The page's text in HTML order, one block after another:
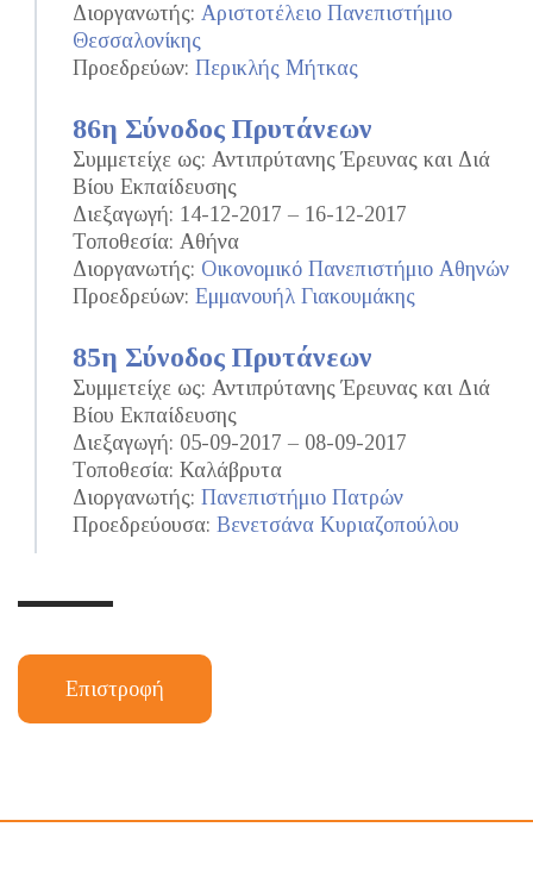
Διοργανωτής: Αριστοτέλειο Πανεπιστήμιο
Θεσσαλονίκης
Προεδρεύων: Περικλής Μήτκας
86η Σύνοδος Πρυτάνεων
Συμμετείχε ως: Αντιπρύτανης Έρευνας και Διά
Βίου Εκπαίδευσης
Διεξαγωγή: 14-12-2017 – 16-12-2017
Τοποθεσία: Αθήνα
Διοργανωτής: Οικονομικό Πανεπιστήμιο Αθηνών
Προεδρεύων: Εμμανουήλ Γιακουμάκης
85η Σύνοδος Πρυτάνεων
Συμμετείχε ως: Αντιπρύτανης Έρευνας και Διά
Βίου Εκπαίδευσης
Διεξαγωγή: 05-09-2017 – 08-09-2017
Τοποθεσία: Καλάβρυτα
Διοργανωτής: Πανεπιστήμιο Πατρών
Προεδρεύουσα: Βενετσάνα Κυριαζοπούλου
Επιστροφή